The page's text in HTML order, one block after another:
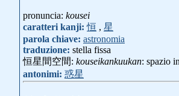
pronuncia: kousei
caratteri kanji:恒 , 星
parola chiave: astronomia
traduzione: stella fissa
恒星間空間: kouseikankuukan: spazio
antonimi: 惑星